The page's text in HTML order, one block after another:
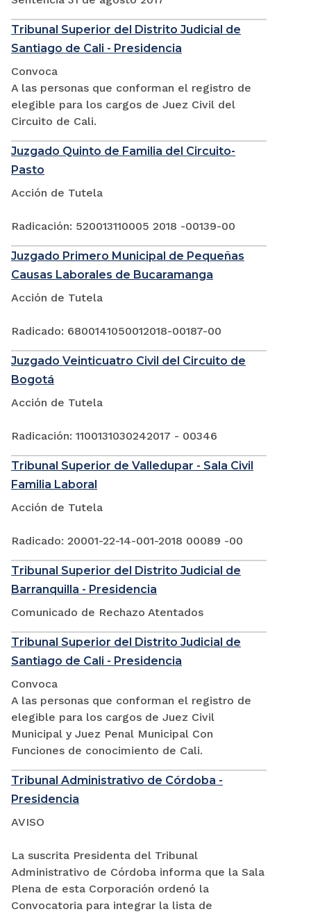
Tribunal Superior del Distrito Judicial de
Santiago de Cali - Presidencia
Convoca
A las personas que conforman el registro de
elegible para los cargos de Juez Civil del
Circuito de Cali.
Juzgado Quinto de Familia del Circuito-
Pasto
Acción de Tutela
Radicación: 520013110005 2018 -00139-00
Juzgado Primero Municipal de Pequeñas
Causas Laborales de Bucaramanga
Acción de Tutela
Radicado: 6800141050012018-00187-00
Juzgado Veinticuatro Civil del Circuito de
Bogotá
Acción de Tutela
Radicación: 1100131030242017 - 00346
Tribunal Superior de Valledupar - Sala Civil
Familia Laboral
Acción de Tutela
Radicado: 20001-22-14-001-2018 00089 -00
Tribunal Superior del Distrito Judicial de
Barranquilla - Presidencia
Comunicado de Rechazo Atentados
Tribunal Superior del Distrito Judicial de
Santiago de Cali - Presidencia
Convoca
A las personas que conforman el registro de
elegible para los cargos de Juez Civil
Municipal y Juez Penal Municipal Con
Funciones de conocimiento de Cali.
Tribunal Administrativo de Córdoba -
Presidencia
AVISO
La suscrita Presidenta del Tribunal
Administrativo de Córdoba informa que la Sala
Plena de esta Corporación ordenó la
Convocatoria para integrar la lista de